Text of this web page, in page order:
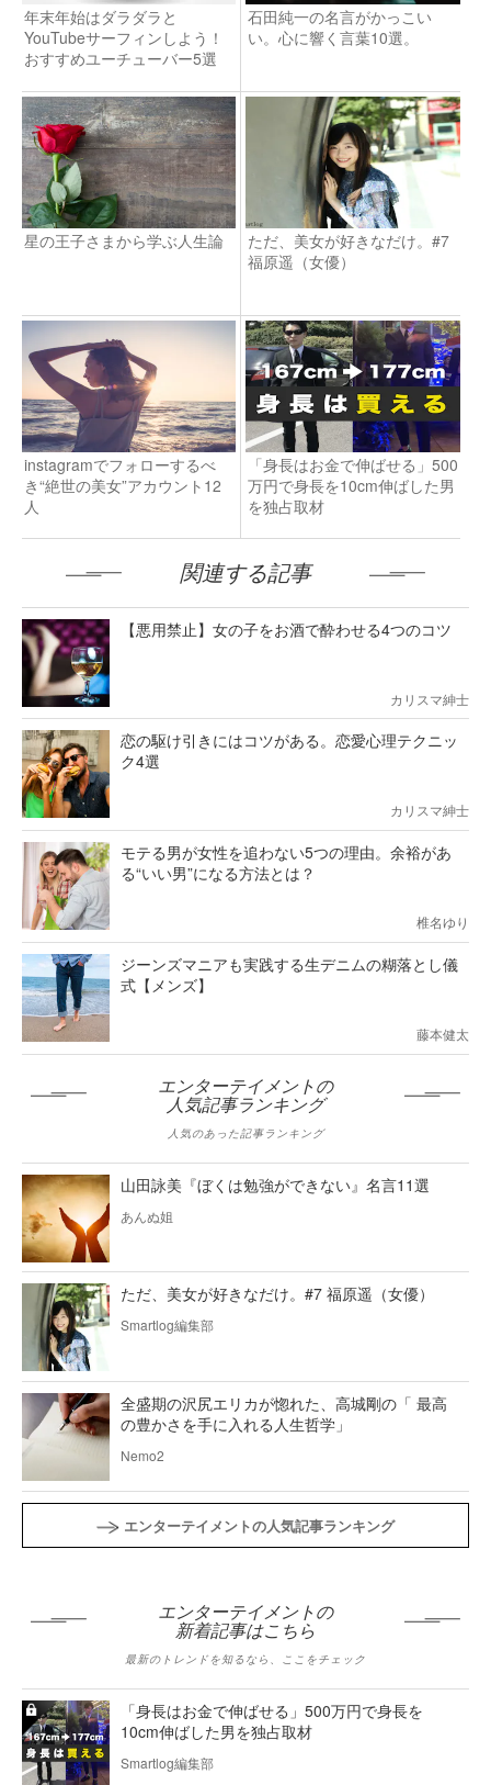
年末年始はダラダラと
YouTubeサーフィンしよう！
おすすめユーチューバー5選
石田純一の名言がかっこい
い。心に響く言葉10選。
星の王子さまから学ぶ人生論
ただ、美女が好きなだけ。#7
福原遥（女優）
instagramでフォローするべ
き“絶世の美女”アカウント12
人
「身長はお金で伸ばせる」500
万円で身長を10cm伸ばした男
を独占取材
関連する記事
【悪用禁止】女の子をお酒で酔わせる4つのコツ
カリスマ紳士
恋の駆け引きにはコツがある。恋愛心理テクニッ
ク4選
カリスマ紳士
モテる男が女性を追わない5つの理由。余裕があ
る“いい男”になる方法とは？
椎名ゆり
ジーンズマニアも実践する生デニムの糊落とし儀
式【メンズ】
藤本健太
エンターテイメントの
人気記事ランキング
人気のあった記事ランキング
山田詠美『ぼくは勉強ができない』名言11選
あんぬ姐
ただ、美女が好きなだけ。#7 福原遥（女優）
Smartlog編集部
全盛期の沢尻エリカが惚れた、高城剛の「 最高
の豊かさを手に入れる人生哲学」
Nemo2
エンターテイメントの人気記事ランキング
エンターテイメントの
新着記事はこちら
最新のトレンドを知るなら、ここをチェック
「身長はお金で伸ばせる」500万円で身長を
10cm伸ばした男を独占取材
Smartlog編集部